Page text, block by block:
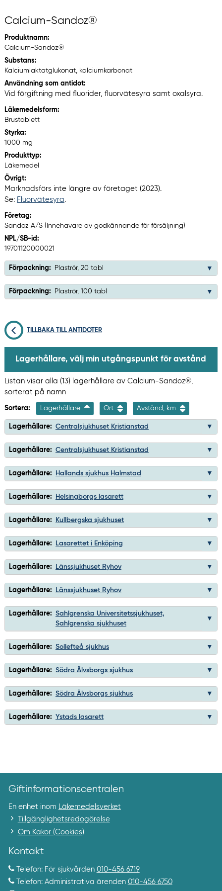
Calcium-Sandoz®
Produktnamn:
Calcium-Sandoz®
Substans:
Kalciumlaktatglukonat, kalciumkarbonat
Användning som antidot:
Vid förgiftning med fluorider, fluorvätesyra samt oxalsyra.
Läkemedelsform:
Brustablett
Styrka:
1000 mg
Produkttyp:
Läkemedel
Övrigt:
Marknadsförs inte längre av företaget (2023).
Se: Fluorvätesyra.
Företag:
Sandoz A/S (Innehavare av godkännande för försäljning)
NPL/SB-id:
19701120000021
Förpackning: Plaströr, 20 tabl
Förpackning: Plaströr, 100 tabl
TILLBAKA TILL ANTIDOTER
Lagerhållare, välj min utgångspunkt för avstånd
Listan visar alla (13) lagerhållare av Calcium-Sandoz®,
sorterat på namn
Sortera: Lagerhållare Ort Avstånd, km
Lagerhållare: Centralsjukhuset Kristianstad
Lagerhållare: Centralsjukhuset Kristianstad
Lagerhållare: Hallands sjukhus Halmstad
Lagerhållare: Helsingborgs lasarett
Lagerhållare: Kullbergska sjukhuset
Lagerhållare: Lasarettet i Enköping
Lagerhållare: Länssjukhuset Ryhov
Lagerhållare: Länssjukhuset Ryhov
Lagerhållare: Sahlgrenska Universitetssjukhuset,
Sahlgrenska sjukhuset
Lagerhållare: Sollefteå sjukhus
Lagerhållare: Södra Älvsborgs sjukhus
Lagerhållare: Södra Älvsborgs sjukhus
Lagerhållare: Ystads lasarett
Giftinformationscentralen
En enhet inom
Läkemedelsverket
Tillgänglighetsredogörelse
Om Kakor (Cookies)
Kontakt
Telefon: För sjukvården 010-456 6719
Telefon: Administrativa ärenden 010-456 6750